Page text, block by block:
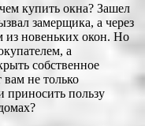
купить окна? Зашел
замерщика, а через
из новеньких окон. Но
а
собственное
вам не только
приносить пользу